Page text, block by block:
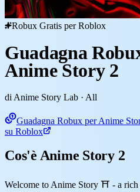
Robux Gratis per Roblox
Guadagna
Anime Story 2
di Anime Story Lab · All
Guadagna Robux per Anime
su Roblox
Cos'è Anime Story 2
Welcome to Anime Story ⛩️ - a rich